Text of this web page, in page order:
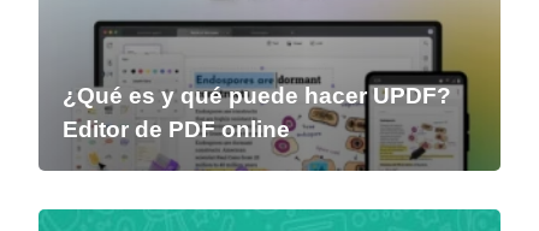
¿Qué es y qué puede hacer UPDF?
Editor de PDF online